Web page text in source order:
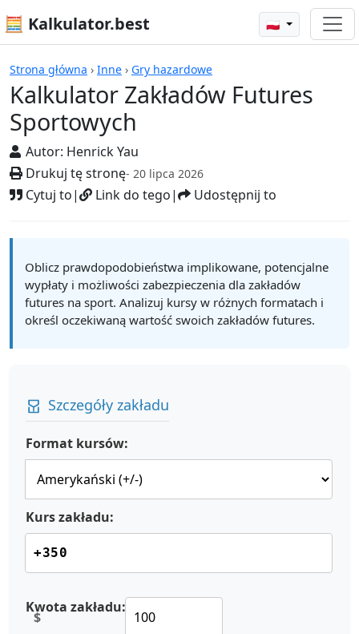
🧮 Kalkulator.best 🇵🇱
Strona główna › Inne › Gry hazardowe
Kalkulator Zakładów Futures
Sportowych
Autor: Henrick Yau
Drukuj tę stronę- 20 lipca 2026
Cytuj to| Link do tego| Udostępnij to
Kalkulatory
Oblicz prawdopodobieństwa implikowane, potencjalne
wypłaty i możliwości zabezpieczenia dla zakładów
futures na sport. Analizuj kursy w różnych formatach i
określ oczekiwaną wartość swoich zakładów futures.
Szczegóły zakładu
Format kursów:
Kurs zakładu:
Kwota zakładu:
$